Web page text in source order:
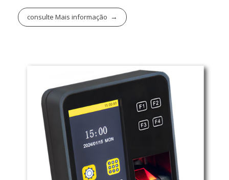
consulte Mais informação